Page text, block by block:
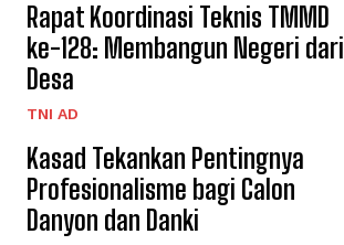
Rapat Koordinasi Teknis TMMD
ke-128: Membangun Negeri dari
Desa
TNI AD
Kasad Tekankan Pentingnya
Profesionalisme bagi Calon
Danyon dan Danki